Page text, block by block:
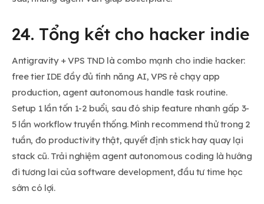
24. Tổng kết cho hacker indie
Antigravity + VPS TND là combo mạnh cho indie hacker:
free tier IDE đầy đủ tính năng AI, VPS rẻ chạy app
production, agent autonomous handle task routine.
Setup 1 lần tốn 1-2 buổi, sau đó ship feature nhanh gấp 3-
5 lần workflow truyền thống. Mình recommend thử trong 2
tuần, đo productivity thật, quyết định stick hay quay lại
stack cũ. Trải nghiệm agent autonomous coding là hướng
đi tương lai của software development, đầu tư time học
sớm có lợi.